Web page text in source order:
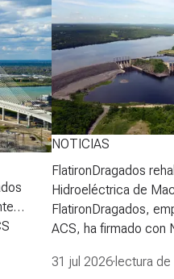
NOTICIAS
FlatironDragados
Hidroeléctrica de
FlatironDragados,
ACS, ha firmado con
para desarrollar la
31 jul 2026· lectura de